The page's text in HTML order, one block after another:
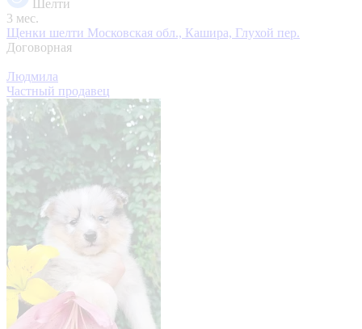
Шелти
3 мес.
Щенки шелти Московская обл., Кашира, Глухой пер.
Договорная
Людмила
Частный продавец